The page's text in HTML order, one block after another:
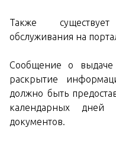
Также
обслуживания на
Сообщение о
раскрытие
должно быть
календарных дней
документов.